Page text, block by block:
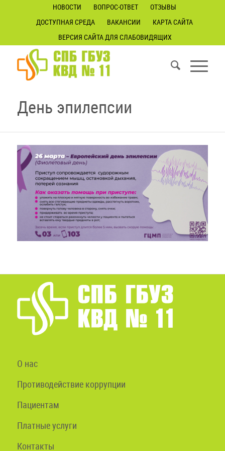
НОВОСТИ ВОПРОС-ОТВЕТ
ОТЗЫВЫ
ДОСТУПНАЯ СРЕДА
ВАКАНСИИ
КАРТА САЙТА
ВЕРСИЯ САЙТА ДЛЯ СЛАБОВИДЯЩИХ
День эпилепсии
О нас
Противодействие коррупции
Пациентам
Платные услуги
Контакты